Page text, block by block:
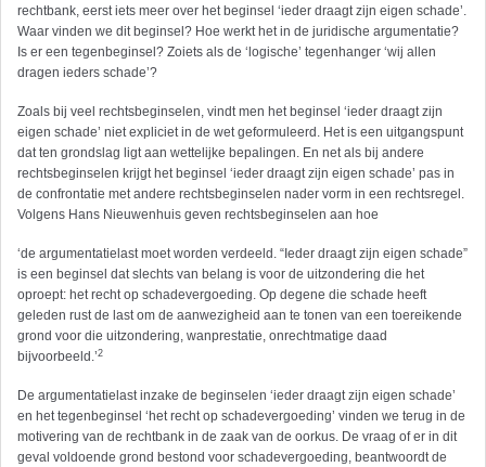
rechtbank, eerst iets meer over het beginsel ‘ieder draagt zijn eigen schade’.
Waar vinden we dit beginsel? Hoe werkt het in de juridische argumentatie?
Is er een tegenbeginsel? Zoiets als de ‘logische’ tegenhanger ‘wij allen
dragen ieders schade’?
Zoals bij veel rechtsbeginselen, vindt men het beginsel ‘ieder draagt zijn
eigen schade’ niet expliciet in de wet geformuleerd. Het is een uitgangspunt
dat ten grondslag ligt aan wettelijke bepalingen. En net als bij andere
rechtsbeginselen krijgt het beginsel ‘ieder draagt zijn eigen schade’ pas in
de confrontatie met andere rechtsbeginselen nader vorm in een rechtsregel.
Volgens Hans Nieuwenhuis geven rechtsbeginselen aan hoe
‘de argumentatielast moet worden verdeeld. “Ieder draagt zijn eigen schade”
is een beginsel dat slechts van belang is voor de uitzondering die het
oproept: het recht op schadevergoeding. Op degene die schade heeft
geleden rust de last om de aanwezigheid aan te tonen van een toereikende
grond voor die uitzondering, wanprestatie, onrechtmatige daad
bijvoorbeeld.’2
De argumentatielast inzake de beginselen ‘ieder draagt zijn eigen schade’
en het tegenbeginsel ‘het recht op schadevergoeding’ vinden we terug in de
motivering van de rechtbank in de zaak van de oorkus. De vraag of er in dit
geval voldoende grond bestond voor schadevergoeding, beantwoordt de